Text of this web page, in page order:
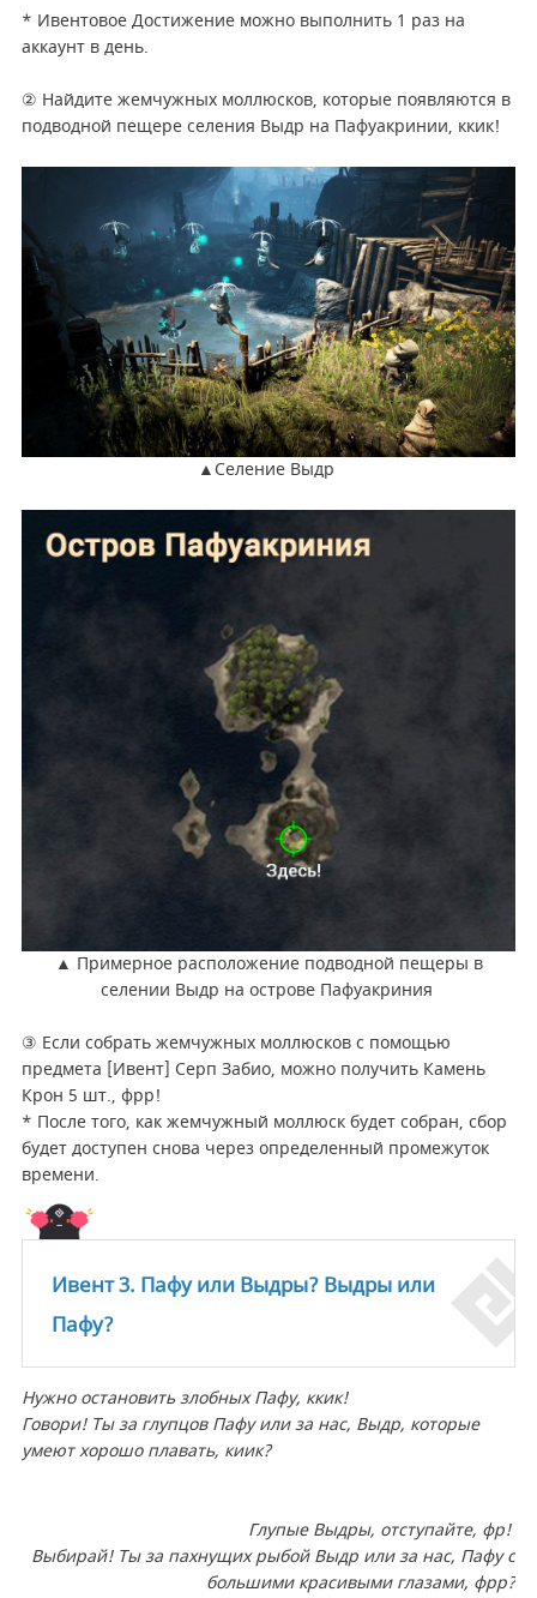
* Ивентовое Достижение можно выполнить 1 раз на
аккаунт в день.
② Найдите жемчужных моллюсков, которые появляются в
подводной пещере селения Выдр на Пафуакринии, ккик!
▲Селение Выдр
▲ Примерное расположение подводной пещеры в
селении Выдр на острове Пафуакриния
③ Если собрать жемчужных моллюсков с помощью
предмета [Ивент] Серп Забио, можно получить Камень
Крон 5 шт., фрр!
* После того, как жемчужный моллюск будет собран, сбор
будет доступен снова через определенный промежуток
времени.
Ивент 3. Пафу или Выдры? Выдры или
Пафу?
Нужно остановить злобных Пафу, ккик!
Говори! Ты за глупцов Пафу или за нас, Выдр, которые
умеют хорошо плавать, киик?
Глупые Выдры, отступайте, фр!
Выбирай! Ты за пахнущих рыбой Выдр или за нас, Пафу с
большими красивыми глазами, фрр?